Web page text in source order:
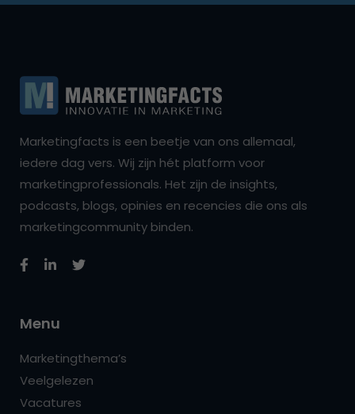
Marketingfacts is een beetje van ons allemaal,
iedere dag vers. Wij zijn hét platform voor
marketingprofessionals. Het zijn de insights,
podcasts, blogs, opinies en recencies die ons als
marketingcommunity binden.
Menu
Marketingthema’s
Veelgelezen
Vacatures